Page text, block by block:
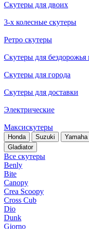
Скутеры для двоих
3-х колесные скутеры
Ретро скутеры
Скутеры для бездорожья
Скутеры для города
Скутеры для доставки
Электрические
Максискутеры
Honda Suzuki Yamaha
Gladiator
Все скутеры
Benly
Bite
Canopy
Crea Scoopy
Cross Cub
Dio
Dunk
Giorno